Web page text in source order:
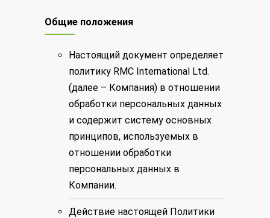
Общие положения
Настоящий документ определяет
политику RMC International Ltd.
(далее – Компания) в отношении
обработки персональных данных
и содержит систему основных
принципов, используемых в
отношении обработки
персональных данных в
Компании.
Действие настоящей Политики